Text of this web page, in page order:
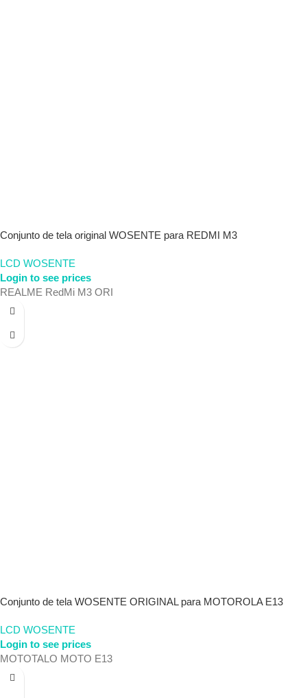
Conjunto de tela original WOSENTE para REDMI M3
LCD WOSENTE
Login to see prices
REALME RedMi M3 ORI
Conjunto de tela WOSENTE ORIGINAL para MOTOROLA E13
LCD WOSENTE
Login to see prices
MOTOTALO MOTO E13